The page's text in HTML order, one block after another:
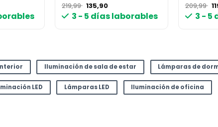
219,99 El
precio
original
135,90
precio
actual
3 - 5 días laborables
209,99 El
3 - 5
Iluminación de sala de estar Lámparas de
LED Lámparas LED Iluminación de oficina